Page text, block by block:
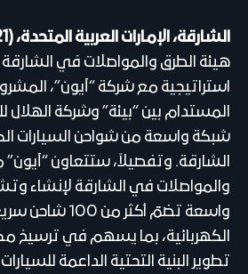
الشارقة، الإمارات العربية المتحدة، (21 أبريل 2026):
هيئة الطرق والمواصلات في
استراتيجية مع شركة “آيون”،
المستدام بين “بيئة” وشركة الهلال
شبكة واسعة من شواحن السيارات
الشارقة. وتفصيلاً، ستتعاون
والمواصلات في الشارقة لإنشاء
واسعة تضمّ أكثر من
الكهربائية، بما يسهم في ترسيخ
تطوير البنية التحتية الداعمة